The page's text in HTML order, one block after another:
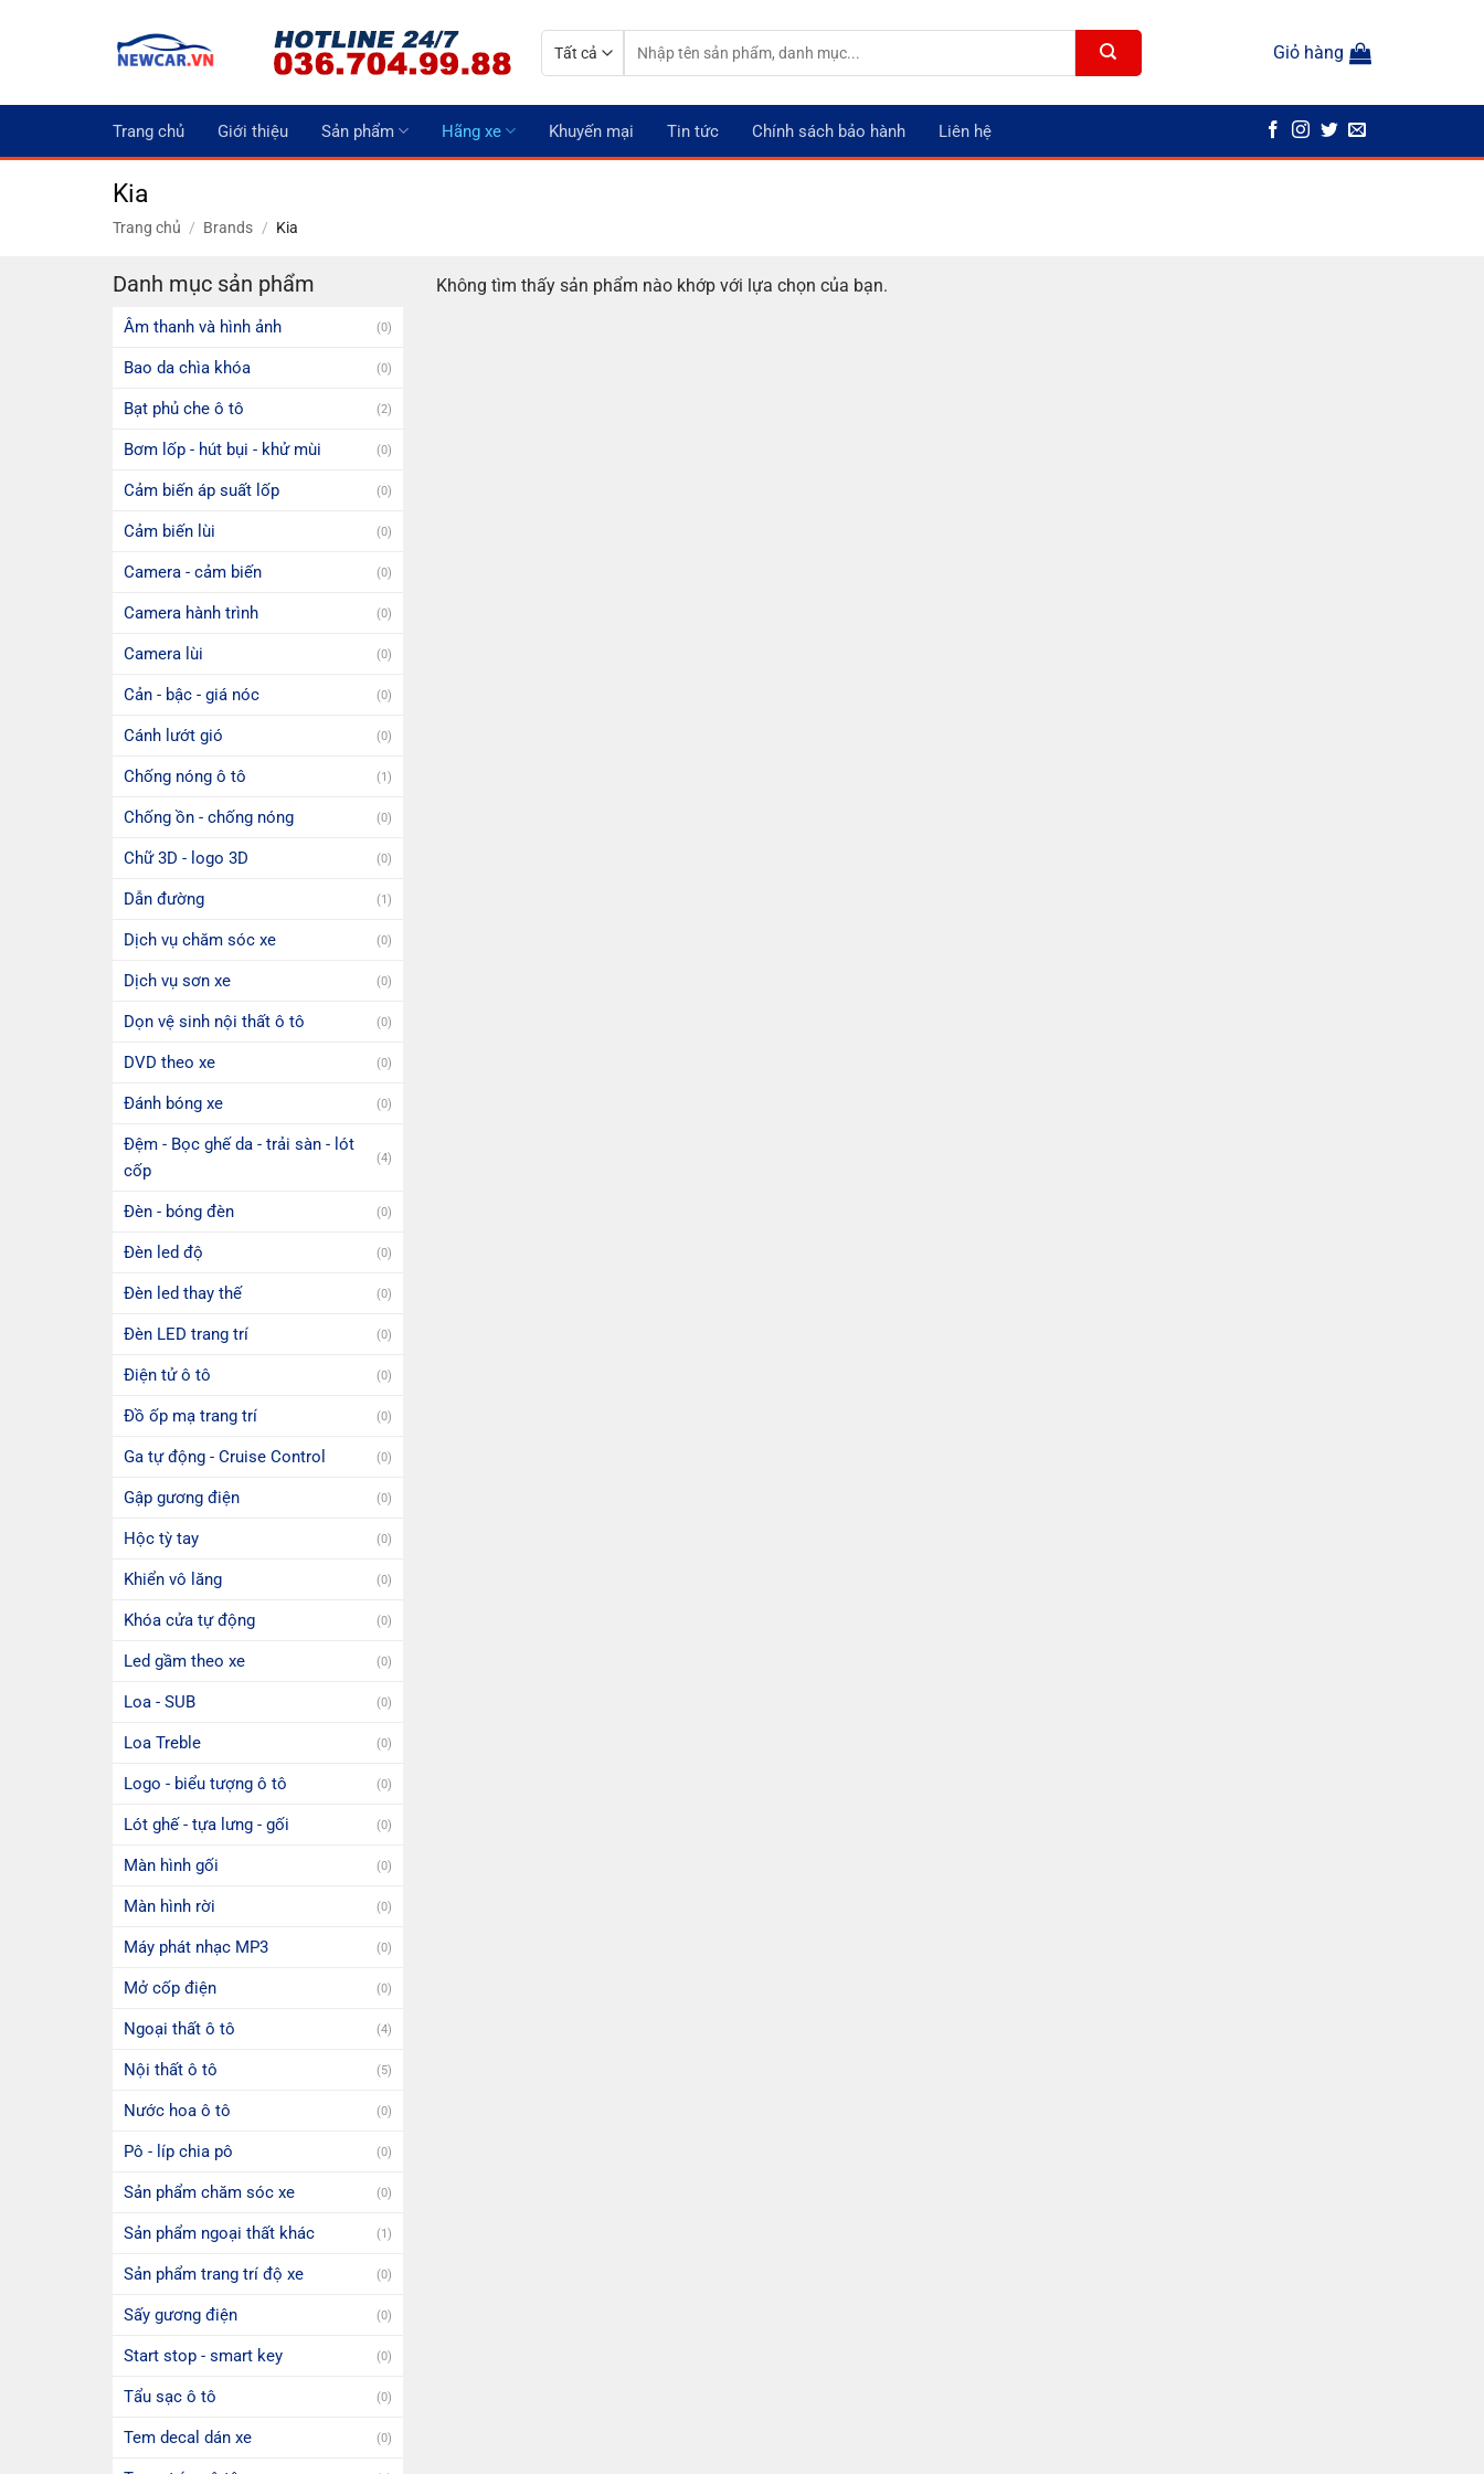
kiếm:
Giỏ hàng
Trang chủ Giới thiệu Sản phẩm Hãng xe Khuyến mại Tin tức Chính sách bảo hành Liên hệ
Kia
Trang chủ / Brands / Kia
Danh mục sản phẩm
Âm thanh và hình ảnh (0)
Bao da chìa khóa (0)
Bạt phủ che ô tô (2)
Bơm lốp - hút bụi - khử mùi (0)
Cảm biến áp suất lốp (0)
Cảm biến lùi (0)
Camera - cảm biến (0)
Camera hành trình (0)
Camera lùi (0)
Cản - bậc - giá nóc (0)
Cánh lướt gió (0)
Chống nóng ô tô (1)
Chống ồn - chống nóng (0)
Chữ 3D - logo 3D (0)
Dẫn đường (1)
Dịch vụ chăm sóc xe (0)
Dịch vụ sơn xe (0)
Dọn vệ sinh nội thất ô tô (0)
DVD theo xe (0)
Đánh bóng xe (0)
Đệm - Bọc ghế da - trải sàn - lót
cốp
(4)
Đèn - bóng đèn (0)
Đèn led độ (0)
Đèn led thay thế (0)
Đèn LED trang trí (0)
Điện tử ô tô (0)
Đồ ốp mạ trang trí (0)
Ga tự động - Cruise Control (0)
Gập gương điện (0)
Hộc tỳ tay (0)
Khiển vô lăng (0)
Khóa cửa tự động (0)
Led gầm theo xe (0)
Loa - SUB (0)
Loa Treble (0)
Logo - biểu tượng ô tô (0)
Lót ghế - tựa lưng - gối (0)
Màn hình gối (0)
Màn hình rời (0)
Máy phát nhạc MP3 (0)
Mở cốp điện (0)
Ngoại thất ô tô (4)
Nội thất ô tô (5)
Nước hoa ô tô (0)
Pô - líp chia pô (0)
Sản phẩm chăm sóc xe (0)
Sản phẩm ngoại thất khác (1)
Sản phẩm trang trí độ xe (0)
Sấy gương điện (0)
Start stop - smart key (0)
Tẩu sạc ô tô (0)
Tem decal dán xe (0)
Không tìm thấy sản phẩm nào khớp với lựa chọn của bạn.